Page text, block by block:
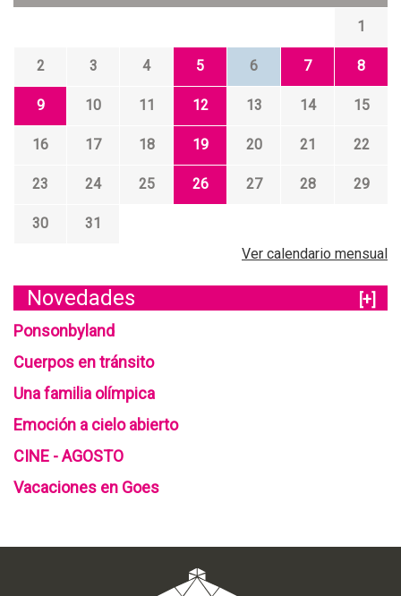
1
2 3 4 5 6 7 8
9 10 11 12 13 14 15
16 17 18 19 20 21 22
23 24 25 26 27 28 29
30
31
Ver calendario mensual
Novedades
[+]
Ponsonbyland
Cuerpos en tránsito
Una familia olímpica
Emoción a cielo abierto
CINE - AGOSTO
Vacaciones en Goes